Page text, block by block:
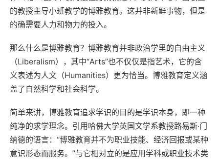
的教授主导小班教学的博雅教育。这并非新鲜事物，但是
的确需要人力和物力的投入。
那么什么是博雅教育？博雅教育并非政治学里的自由主义
（Liberalism），其中“Arts”也不仅仅是指艺术，它的含
义表述为人文（Humanities）更为恰当。博雅教育定义涵
盖了自然科学和社会科学。
简单来讲，博雅教育追求学识的目的是学识本身，即一种
纯净的求学理念。引用哈佛大学英国文学系教授路易斯·门
纳德的语言：“博雅教育并不为职业技能、经济回报或某种
意识形态而服务。”与它相对立的是应用学科或职业技术类